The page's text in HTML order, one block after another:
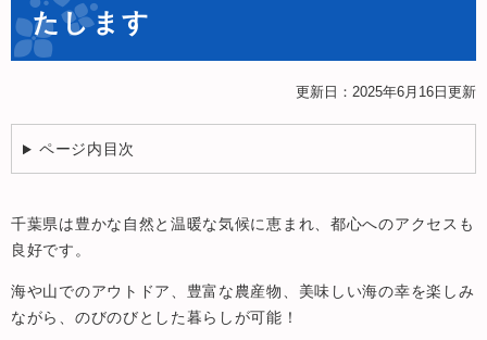
たします
更新日：2025年6月16日更新
ページ内目次
​千葉県は豊かな自然と温暖な気候に恵まれ、都心へのアクセスも
良好です。
海や山でのアウトドア、豊富な農産物、美味しい海の幸を楽しみ
ながら、のびのびとした暮らしが可能！